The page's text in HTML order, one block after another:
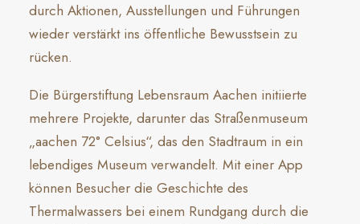
durch Aktionen, Ausstellungen und Führungen
wieder verstärkt ins öffentliche Bewusstsein zu
rücken.
Die Bürgerstiftung Lebensraum Aachen initiierte
mehrere Projekte, darunter das Straßenmuseum
„aachen 72° Celsius“, das den Stadtraum in ein
lebendiges Museum verwandelt. Mit einer App
können Besucher die Geschichte des
Thermalwassers bei einem Rundgang durch die